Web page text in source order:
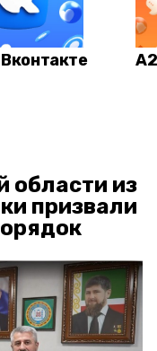
области из
призвали